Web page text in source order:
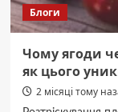
Блоги
Чому ягоди
як цього
2 місяці тому